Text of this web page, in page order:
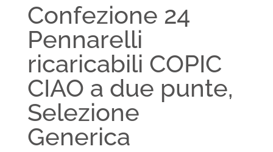
Confezione 24
Pennarelli
ricaricabili COPIC
CIAO a due punte,
Selezione
Generica